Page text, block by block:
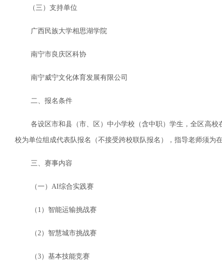
（三）支持单位
广西民族大学相思湖学院
南宁市良庆区科协
南宁威宁文化体育发展有限公司
二、报名条件
各设区市和县（市、区）中小学校（含中职）学生，全区高校
校为单位组成代表队报名（不接受跨校联队报名），指导老师须为
三、赛事内容
（一）AI综合实践赛
（1）智能运输挑战赛
（2）智慧城市挑战赛
（3）基本技能竞赛